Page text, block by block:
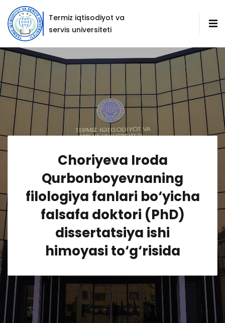
Termiz iqtisodiyot va
servis universiteti
Choriyeva Iroda
Qurbonboyevnaning
filologiya fanlari bo‘yicha
falsafa doktori (PhD)
dissertatsiya ishi
himoyasi to‘g‘risida